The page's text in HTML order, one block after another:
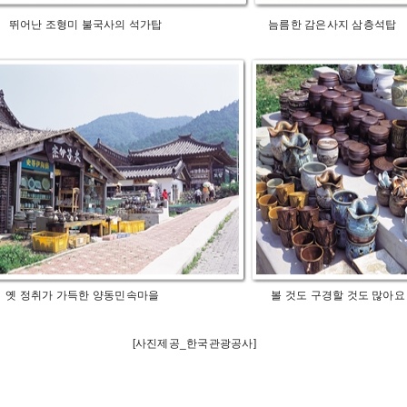
난 조형미 불국사의 석가탑 늠름한 감은사지 삼층석탑
취가 가득한 양동민속마을 볼 것도 구경할 것도 많아
진제공_한국관광공사]